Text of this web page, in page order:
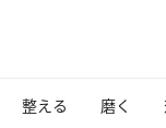
整える 磨く